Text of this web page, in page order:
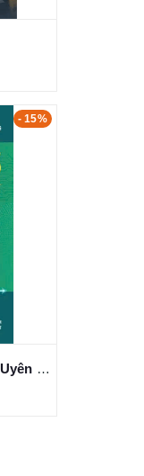
- 15%
Xử lý số tín hiệu - Hoàng Lê Uyên Thục, Hồ Phước Tiến, Trần Thị Minh Hạnh